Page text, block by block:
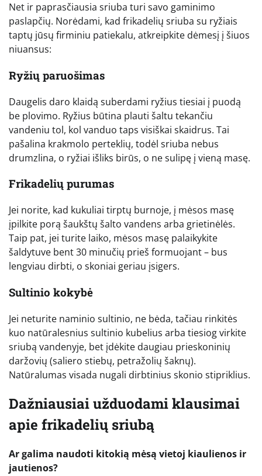
Net ir paprasčiausia sriuba turi savo gaminimo
paslapčių. Norėdami, kad frikadelių sriuba su ryžiais
taptų jūsų firminiu patiekalu, atkreipkite dėmesį į šiuos
niuansus:
Ryžių paruošimas
Daugelis daro klaidą suberdami ryžius tiesiai į puodą
be plovimo. Ryžius būtina plauti šaltu tekančiu
vandeniu tol, kol vanduo taps visiškai skaidrus. Tai
pašalina krakmolo perteklių, todėl sriuba nebus
drumzlina, o ryžiai išliks birūs, o ne sulipę į vieną masę.
Frikadelių purumas
Jei norite, kad kukuliai tirptų burnoje, į mėsos masę
įpilkite porą šaukštų šalto vandens arba grietinėlės.
Taip pat, jei turite laiko, mėsos masę palaikykite
šaldytuve bent 30 minučių prieš formuojant – bus
lengviau dirbti, o skoniai geriau įsigers.
Sultinio kokybė
Jei neturite naminio sultinio, ne bėda, tačiau rinkitės
kuo natūralesnius sultinio kubelius arba tiesiog virkite
sriubą vandenyje, bet įdėkite daugiau prieskoninių
daržovių (saliero stiebų, petražolių šaknų).
Natūralumas visada nugali dirbtinius skonio stipriklius.
Dažniausiai užduodami klausimai
apie frikadelių sriubą
Ar galima naudoti kitokią mėsą vietoj kiaulienos ir
jautienos?